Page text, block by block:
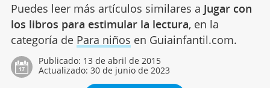
Puedes leer más artículos similares a Jugar con
los libros para estimular la lectura, en la
categoría de Para niños en Guiainfantil.com.
Publicado: 13 de abril de 2015
Actualizado: 30 de junio de 2023